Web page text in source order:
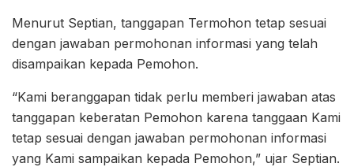
Menurut Septian, tanggapan Termohon tetap sesuai
dengan jawaban permohonan informasi yang telah
disampaikan kepada Pemohon.
“Kami beranggapan tidak perlu memberi jawaban atas
tanggapan keberatan Pemohon karena tanggaan Kami
tetap sesuai dengan jawaban permohonan informasi
yang Kami sampaikan kepada Pemohon,” ujar Septian.